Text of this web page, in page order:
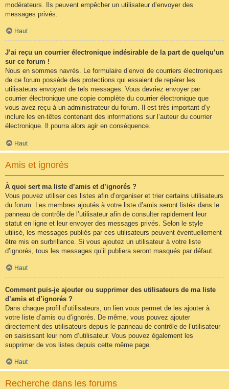
modérateurs. Ils peuvent empêcher un utilisateur d’envoyer des
messages privés.
Haut
J’ai reçu un courrier électronique indésirable de la part de quelqu’un
sur ce forum !
Nous en sommes navrés. Le formulaire d’envoi de courriers électroniques
de ce forum possède des protections qui essaient de repérer les
utilisateurs envoyant de tels messages. Vous devriez envoyer par
courrier électronique une copie complète du courrier électronique que
vous avez reçu à un administrateur du forum. Il est très important d’y
inclure les en-têtes contenant des informations sur l’auteur du courrier
électronique. Il pourra alors agir en conséquence.
Haut
Amis et ignorés
À quoi sert ma liste d’amis et d’ignorés ?
Vous pouvez utiliser ces listes afin d’organiser et trier certains utilisateurs
du forum. Les membres ajoutés à votre liste d’amis seront listés dans le
panneau de contrôle de l’utilisateur afin de consulter rapidement leur
statut en ligne et leur envoyer des messages privés. Selon le style
utilisé, les messages publiés par ces utilisateurs peuvent éventuellement
être mis en surbrillance. Si vous ajoutez un utilisateur à votre liste
d’ignorés, tous les messages qu’il publiera seront masqués par défaut.
Haut
Comment puis-je ajouter ou supprimer des utilisateurs de ma liste
d’amis et d’ignorés ?
Dans chaque profil d’utilisateurs, un lien vous permet de les ajouter à
votre liste d’amis ou d’ignorés. De même, vous pouvez ajouter
directement des utilisateurs depuis le panneau de contrôle de l’utilisateur
en saisissant leur nom d’utilisateur. Vous pouvez également les
supprimer de vos listes depuis cette même page.
Haut
Recherche dans les forums